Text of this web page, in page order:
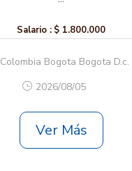
Salario : $ 1.800.000
Colombia Bogota Bogota D.c.
2026/08/05
Ver Más